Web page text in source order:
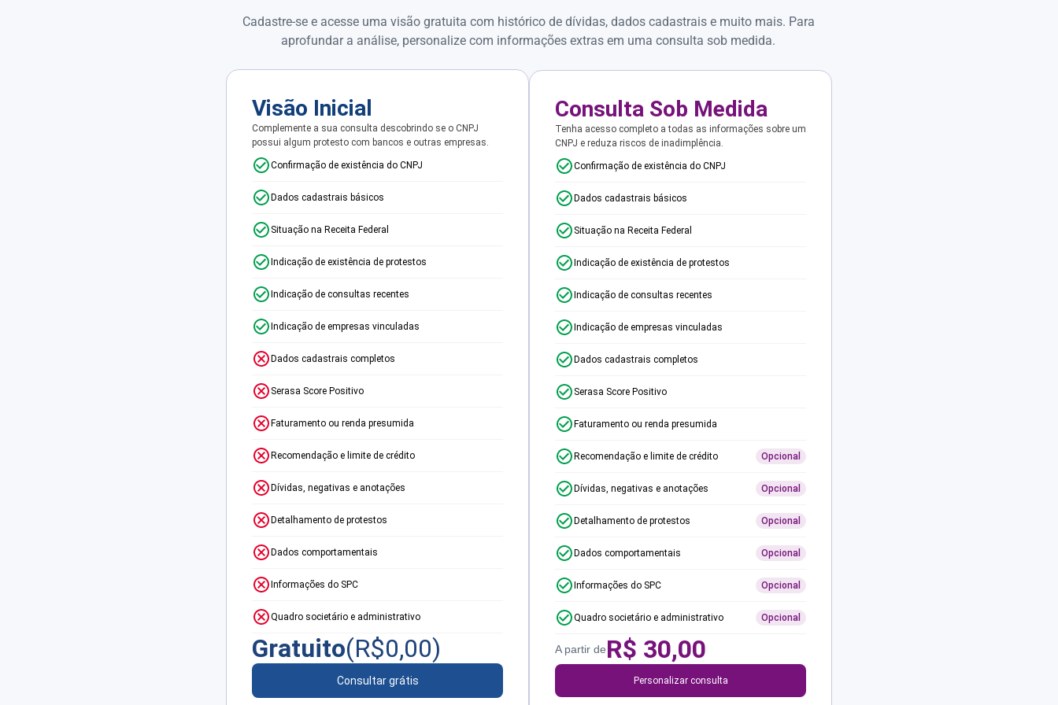
Cadastre-se e acesse uma visão gratuita com histórico de dívidas, dados cadastrais e muito mais. Para
aprofundar a análise, personalize com informações extras em uma consulta sob medida.
Visão Inicial
Complemente a sua consulta descobrindo se o CNPJ
possui algum protesto com bancos e outras empresas.
Confirmação de existência do CNPJ
Dados cadastrais básicos
Situação na Receita Federal
Indicação de existência de protestos
Indicação de consultas recentes
Indicação de empresas vinculadas
Dados cadastrais completos
Serasa Score Positivo
Faturamento ou renda presumida
Recomendação e limite de crédito
Dívidas, negativas e anotações
Detalhamento de protestos
Dados comportamentais
Informações do SPC
Quadro societário e administrativo
Gratuito(R$0,00)
Consultar grátis
Consulta Sob Medida
Tenha acesso completo a todas as informações sobre um
CNPJ e reduza riscos de inadimplência.
Confirmação de existência do CNPJ
Dados cadastrais básicos
Situação na Receita Federal
Indicação de existência de protestos
Indicação de consultas recentes
Indicação de empresas vinculadas
Dados cadastrais completos
Serasa Score Positivo
Faturamento ou renda presumida
Recomendação e limite de crédito Opcional
Dívidas, negativas e anotações Opcional
Detalhamento de protestos Opcional
Dados comportamentais Opcional
Informações do SPC Opcional
Quadro societário e administrativo Opcional
A partir deR$ 30,00
Personalizar consulta